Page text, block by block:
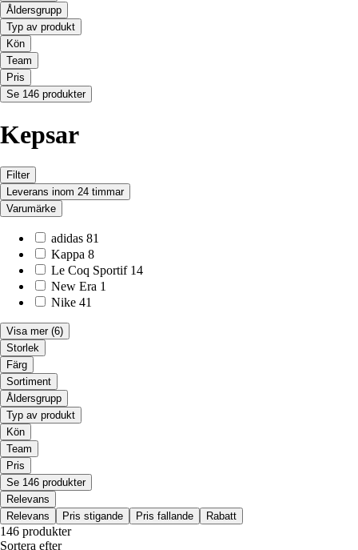
Åldersgrupp
Typ av produkt
Kön
Team
Pris
Se 146 produkter
Kepsar
Filter
Leverans inom 24 timmar
Varumärke
adidas 81
Kappa 8
Le Coq Sportif 14
New Era 1
Nike 41
Visa mer (6)
Storlek
Färg
Sortiment
Åldersgrupp
Typ av produkt
Kön
Team
Pris
Se 146 produkter
Relevans
Relevans
Pris stigande Pris fallande Rabatt
146 produkter
Sortera efter